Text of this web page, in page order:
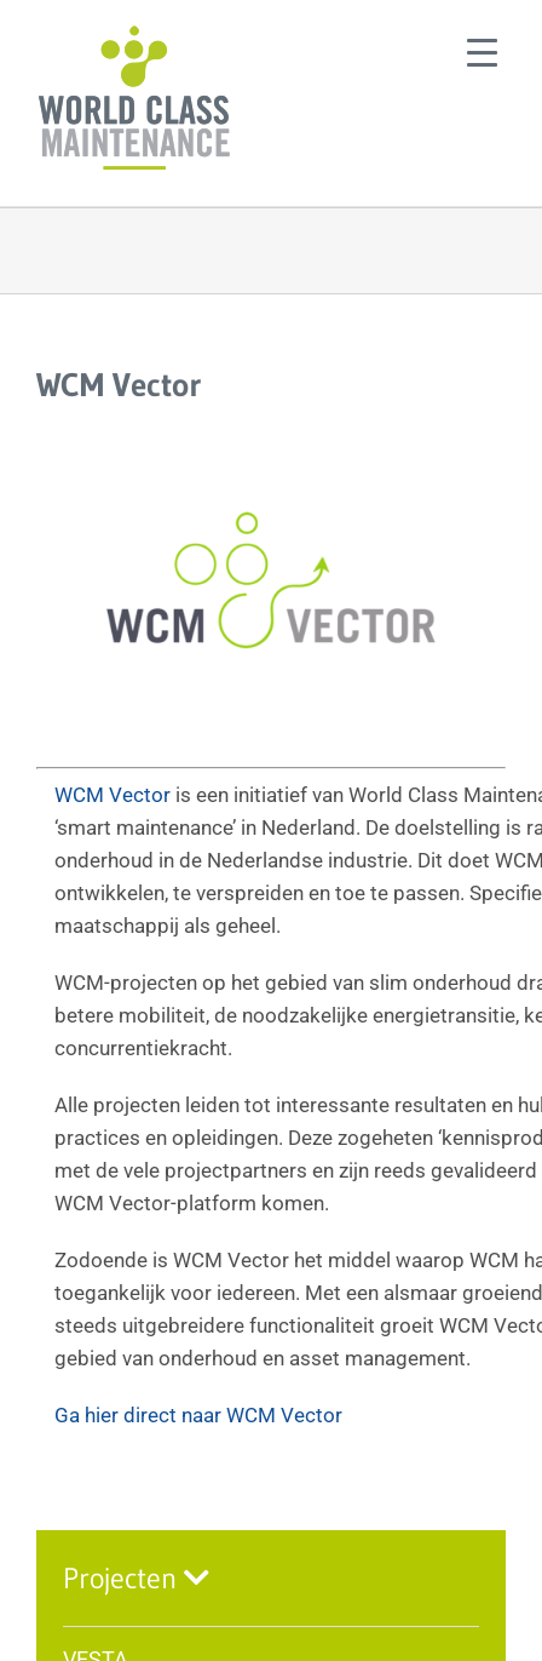
WCM Vector
WCM Vectoris een initiatief van World Class
‘smart maintenance’ in Nederland. De doelstelling is
onderhoud in de Nederlandse industrie. Dit doet
ontwikkelen, te verspreiden en toe te passen.
maatschappij als geheel.
WCM-projecten op het gebied van slim onderhoud
betere mobiliteit, de noodzakelijke energietransitie,
concurrentiekracht.
Alle projecten leiden tot interessante resultaten en
practices en opleidingen. Deze zogeheten
met de vele projectpartners en zijn reeds
WCM Vector-platform komen.
Zodoende is WCM Vector het middel waarop WCM
toegankelijk voor iedereen. Met een alsmaar
steeds uitgebreidere functionaliteit groeit WCM
gebied van onderhoud en asset management.
Ga hier direct naar WCM Vector
Projecten